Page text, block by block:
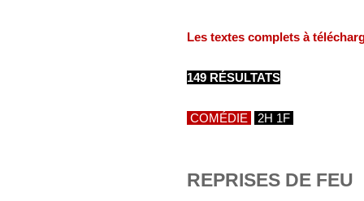
Les textes complets à
149 RÉSULTATS
COMÉDIE 2H 1F
REPRISES DE FEU